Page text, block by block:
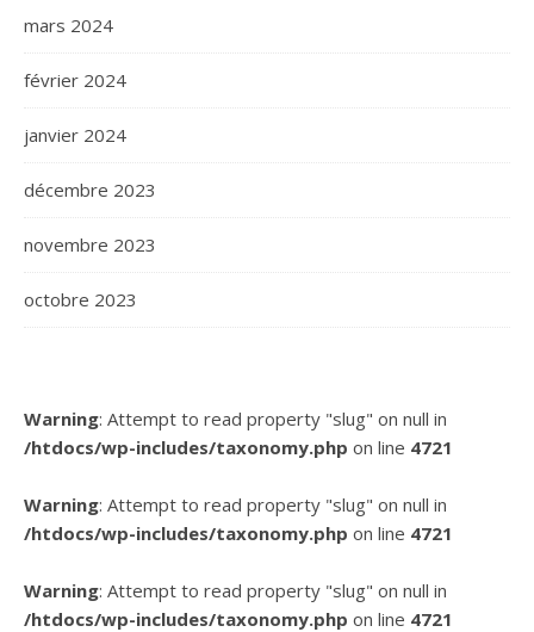
mars 2024
février 2024
janvier 2024
décembre 2023
novembre 2023
octobre 2023
Warning: Attempt to read property "slug" on null in
/htdocs/wp-includes/taxonomy.php on line 4721
Warning: Attempt to read property "slug" on null in
/htdocs/wp-includes/taxonomy.php on line 4721
Warning: Attempt to read property "slug" on null in
/htdocs/wp-includes/taxonomy.php on line 4721